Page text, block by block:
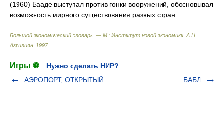
(1960) Бааде выступал против гонки вооружений, обосновывал
возможность мирного существования разных стран.
Большой экономический словарь. — М.: Институт новой экономики А.Н.
Азрилиян 1997.
Игры ⚽
Нужно сделать НИР?
АЭРОПОРТ, ОТКРЫТЫЙ
БАБЛ